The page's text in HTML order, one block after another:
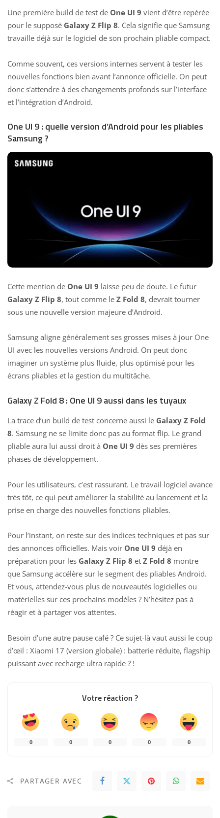
Une première build de test de One UI 9 vient d’être repérée
pour le supposé Galaxy Z Flip 8. Cela signifie que Samsung
travaille déjà sur le logiciel de son prochain pliable compact.
Comme souvent, ces versions internes servent à tester les
nouvelles fonctions bien avant l’annonce officielle. On peut
donc s’attendre à des changements profonds sur l’interface
et l’intégration d’Android.
One UI 9 : quelle version d’Android pour les pliables
Samsung ?
Cette mention de One UI 9 laisse peu de doute. Le futur
Galaxy Z Flip 8, tout comme le Z Fold 8, devrait tourner
sous une nouvelle version majeure d’Android.
Samsung aligne généralement ses grosses mises à jour One
UI avec les nouvelles versions Android. On peut donc
imaginer un système plus fluide, plus optimisé pour les
écrans pliables et la gestion du multitâche.
Galaxy Z Fold 8 : One UI 9 aussi dans les tuyaux
La trace d’un build de test concerne aussi le Galaxy Z Fold
8. Samsung ne se limite donc pas au format flip. Le grand
pliable aura lui aussi droit à One UI 9 dès ses premières
phases de développement.
Pour les utilisateurs, c’est rassurant. Le travail logiciel avance
très tôt, ce qui peut améliorer la stabilité au lancement et la
prise en charge des nouvelles fonctions pliables.
Pour l’instant, on reste sur des indices techniques et pas sur
des annonces officielles. Mais voir One UI 9 déjà en
préparation pour les Galaxy Z Flip 8 et Z Fold 8 montre
que Samsung accélère sur le segment des pliables Android.
Et vous, attendez-vous plus de nouveautés logicielles ou
matérielles sur ces prochains modèles ? N’hésitez pas à
réagir et à partager vos attentes.
Besoin d’une autre pause café ? Ce sujet-là vaut aussi le coup
d’œil : Xiaomi 17 (version globale) : batterie réduite, flagship
puissant avec recharge ultra rapide ? !
Votre réaction ?
0 0 0 0 0
PARTAGER AVEC